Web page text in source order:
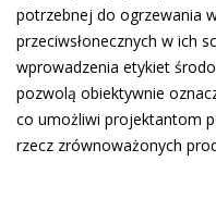
potrzebnej do ogrzewania
przeciwsłonecznych w ich
wprowadzenia etykiet
pozwolą obiektywnie
co umożliwi projektantom
rzecz zrównoważonych